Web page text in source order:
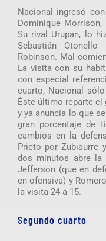
Nacional ingresó
Dominique
Su rival Urupan, lo
Sebastián
Robinson. Mal
La visita con su
con especial
cuarto, Nacional
Éste último reparte el
y ya anuncia lo que
gran porcentaje de
cambios en la
Prieto por Zubiaurre
dos minutos abre
Jefferson (que en
en ofensiva) y
la visita 24 a 15.
Segundo cuarto